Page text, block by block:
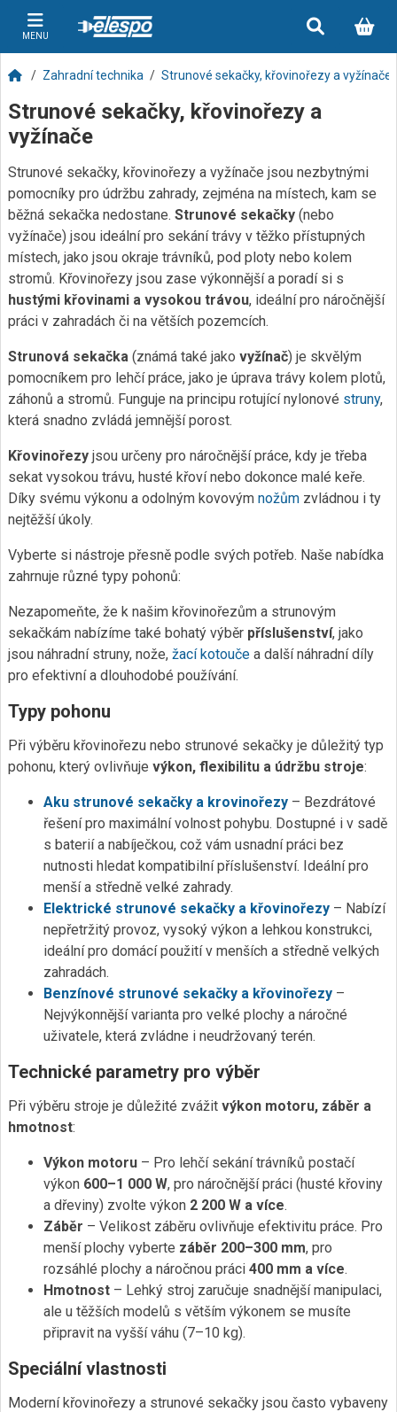
MENU
Zahradní technika Strunové sekačky, křovinořezy a vyžínače
Strunové sekačky, křovinořezy a
vyžínače
Strunové sekačky, křovinořezy a vyžínače jsou nezbytnými
pomocníky pro údržbu zahrady, zejména na místech, kam se
běžná sekačka nedostane. Strunové sekačky (nebo
vyžínače) jsou ideální pro sekání trávy v těžko přístupných
místech, jako jsou okraje trávníků, pod ploty nebo kolem
stromů. Křovinořezy jsou zase výkonnější a poradí si s
hustými křovinami a vysokou trávou, ideální pro náročnější
práci v zahradách či na větších pozemcích.
Strunová sekačka (známá také jako vyžínač) je skvělým
pomocníkem pro lehčí práce, jako je úprava trávy kolem plotů,
záhonů a stromů. Funguje na principu rotující nylonové struny,
která snadno zvládá jemnější porost.
Křovinořezy jsou určeny pro náročnější práce, kdy je třeba
sekat vysokou trávu, husté křoví nebo dokonce malé keře.
Díky svému výkonu a odolným kovovým nožům zvládnou i ty
nejtěžší úkoly.
Vyberte si nástroje přesně podle svých potřeb. Naše nabídka
zahrnuje různé typy pohonů:
Nezapomeňte, že k našim křovinořezům a strunovým
sekačkám nabízíme také bohatý výběr příslušenství, jako
jsou náhradní struny, nože, žací kotouče a další náhradní díly
pro efektivní a dlouhodobé používání.
Typy pohonu
Při výběru křovinořezu nebo strunové sekačky je důležitý typ
pohonu, který ovlivňuje výkon, flexibilitu a údržbu stroje:
Aku strunové sekačky a krovinořezy – Bezdrátové
řešení pro maximální volnost pohybu. Dostupné i v sadě
s baterií a nabíječkou, což vám usnadní práci bez
nutnosti hledat kompatibilní příslušenství. Ideální pro
menší a středně velké zahrady.
Elektrické strunové sekačky a křovinořezy – Nabízí
nepřetržitý provoz, vysoký výkon a lehkou konstrukci,
ideální pro domácí použití v menších a středně velkých
zahradách.
Benzínové strunové sekačky a křovinořezy –
Nejvýkonnější varianta pro velké plochy a náročné
uživatele, která zvládne i neudržovaný terén.
Technické parametry pro výběr
Při výběru stroje je důležité zvážit výkon motoru, záběr a
hmotnost:
Výkon motoru – Pro lehčí sekání trávníků postačí
výkon 600–1 000 W, pro náročnější práci (husté křoviny
a dřeviny) zvolte výkon 2 200 W a více.
Záběr – Velikost záběru ovlivňuje efektivitu práce. Pro
menší plochy vyberte záběr 200–300 mm, pro
rozsáhlé plochy a náročnou práci 400 mm a více.
Hmotnost – Lehký stroj zaručuje snadnější manipulaci,
ale u těžších modelů s větším výkonem se musíte
připravit na vyšší váhu (7–10 kg).
Speciální vlastnosti
Moderní křovinořezy a strunové sekačky jsou často vybaveny